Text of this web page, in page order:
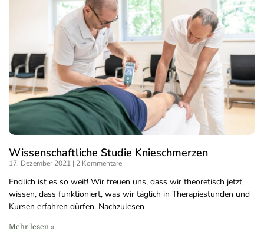
Wissenschaftliche Studie Knieschmerzen
17. Dezember 2021 2 Kommentare
Endlich ist es so weit! Wir freuen uns, dass wir theoretisch jetzt
wissen, dass funktioniert, was wir täglich in Therapiestunden und
Kursen erfahren dürfen. Nachzulesen
Mehr lesen »